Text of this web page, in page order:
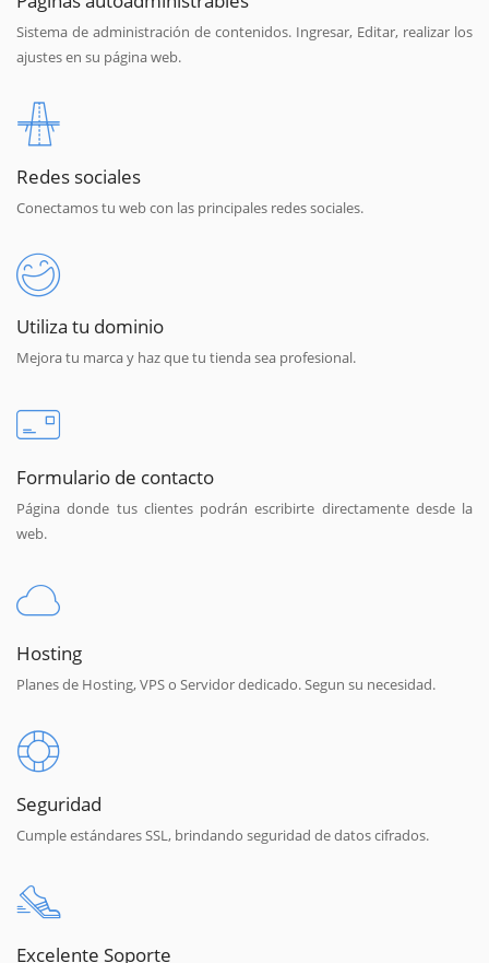
Sistema de administración de contenidos. Ingresar, Editar, realizar los
ajustes en su página web.
Redes sociales
Conectamos tu web con las principales redes sociales.
Utiliza tu dominio
Mejora tu marca y haz que tu tienda sea profesional.
Formulario de contacto
Página donde tus clientes podrán escribirte directamente desde la
web.
Hosting
Planes de Hosting, VPS o Servidor dedicado. Segun su necesidad.
Seguridad
Cumple estándares SSL, brindando seguridad de datos cifrados.
Excelente Soporte